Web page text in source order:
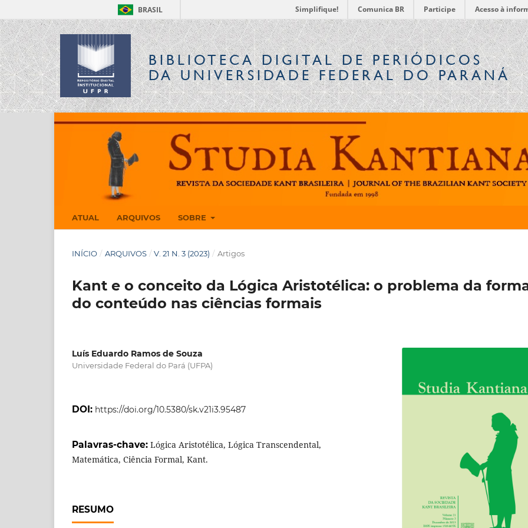
BRASIL Simplifique! Comunica BR Participe Acesso à
BIBLIOTECA DIGITALDE PERIÓDICOS
DA UNIVERSIDADE FEDERAL DO PARANÁ
ATUAL ARQUIVOS SOBRE
INÍCIO / ARQUIVOS / V. 21 N. 3 (2023) / Artigos
Kant e o conceito da Lógica Aristotélica: o problema da
do conteúdo nas ciências formais
Luís Eduardo Ramos de Souza
Universidade Federal do Pará (UFPA)
DOI: https://doi.org/10.5380/sk.v21i3.95487
Palavras-chave: Lógica Aristotélica, Lógica Transcendental,
Matemática, Ciência Formal, Kant.
RESUMO